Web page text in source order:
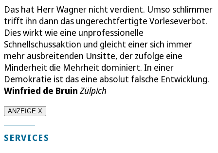
Das hat Herr Wagner nicht verdient. Umso schlimmer
trifft ihn dann das ungerechtfertigte Vorleseverbot.
Dies wirkt wie eine unprofessionelle
Schnellschussaktion und gleicht einer sich immer
mehr ausbreitenden Unsitte, der zufolge eine
Minderheit die Mehrheit dominiert. In einer
Demokratie ist das eine absolut falsche Entwicklung.
Winfried de Bruin Zülpich
ANZEIGE X
SERVICES